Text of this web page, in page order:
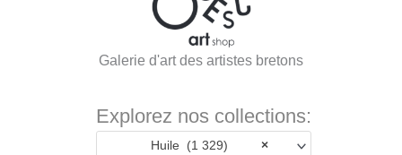
Galerie d'art des artistes bretons
Explorez nos collections:
×
Huile (1 329)